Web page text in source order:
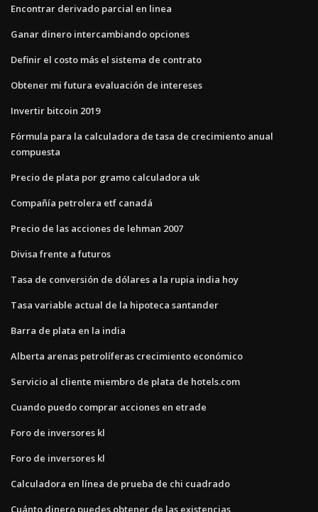
Encontrar derivado parcial en linea
Ganar dinero intercambiando opciones
Definir el costo más el sistema de contrato
Obtener mi futura evaluación de intereses
Invertir bitcoin 2019
Fórmula para la calculadora de tasa de crecimiento anual
compuesta
Precio de plata por gramo calculadora uk
Compañía petrolera etf canadá
Precio de las acciones de lehman 2007
Divisa frente a futuros
Tasa de conversión de dólares a la rupia india hoy
Tasa variable actual de la hipoteca santander
Barra de plata en la india
Alberta arenas petrolíferas crecimiento económico
Servicio al cliente miembro de plata de hotels.com
Cuando puedo comprar acciones en etrade
Foro de inversores kl
Foro de inversores kl
Calculadora en línea de prueba de chi cuadrado
Cuánto dinero puedes obtener de las existencias